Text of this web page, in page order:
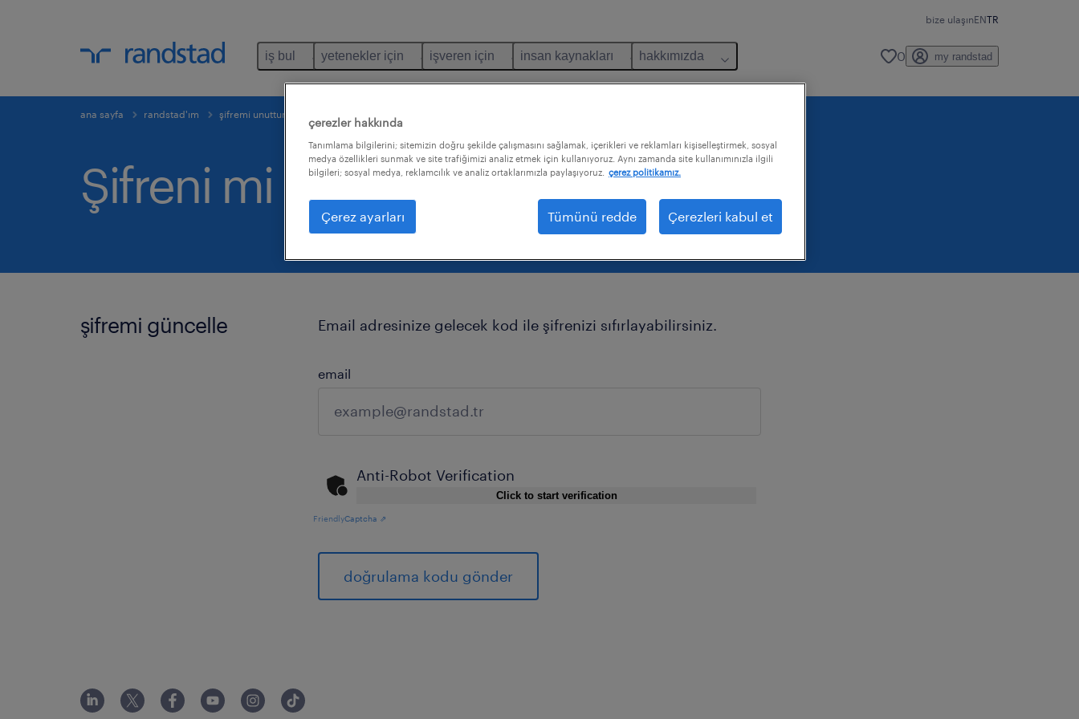
bize ulaşınENTR
iş bul yetenekler için işveren için insan kaynakları hakkımızda 0 my randstad
ana sayfa randstad'ım şifremi unuttum
Şifreni mi unuttun?
şifremi güncelle Email adresinize gelecek kod ile şifrenizi sıfırlayabilirsiniz.
email
Anti-Robot Verification
Click to start verification
FriendlyCaptcha ⇗
doğrulama kodu gönder
çerezler hakkında
Tanımlama bilgilerini; sitemizin doğru şekilde çalışmasını sağlamak, içerikleri ve reklamları kişiselleştirmek, sosyal
medya özellikleri sunmak ve site trafiğimizi analiz etmek için kullanıyoruz. Aynı zamanda site kullanımınızla ilgili
bilgileri; sosyal medya, reklamcılık ve analiz ortaklarımızla paylaşıyoruz.
çerez politikamız.
Çerez ayarları Tümünü redde Çerezleri kabul et